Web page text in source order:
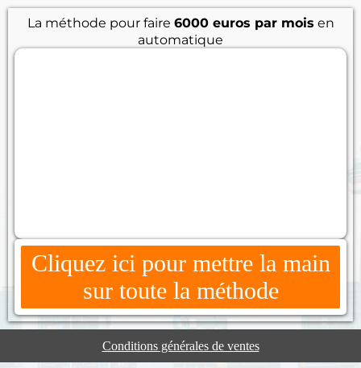
La méthode pour faire 6000 euros par mois en
automatique
Cliquez ici pour mettre la main
sur toute la méthode
Conditions générales de ventes